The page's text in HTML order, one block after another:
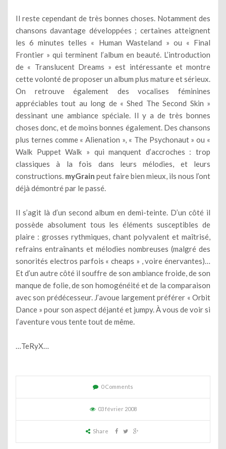
Il reste cependant de très bonnes choses. Notamment des
chansons davantage développées ; certaines atteignent
les 6 minutes telles « Human Wasteland » ou « Final
Frontier » qui terminent l’album en beauté. L’introduction
de « Translucent Dreams » est intéressante et montre
cette volonté de proposer un album plus mature et sérieux.
On retrouve également des vocalises féminines
appréciables tout au long de « Shed The Second Skin »
dessinant une ambiance spéciale. Il y a de très bonnes
choses donc, et de moins bonnes également. Des chansons
plus ternes comme « Alienation », « The Psychonaut » ou «
Walk Puppet Walk » qui manquent d’accroches : trop
classiques à la fois dans leurs mélodies, et leurs
constructions. myGrain peut faire bien mieux, ils nous l’ont
déjà démontré par le passé.
Il s’agit là d’un second album en demi-teinte. D’un côté il
possède absolument tous les éléments susceptibles de
plaire : grosses rythmiques, chant polyvalent et maîtrisé,
refrains entraînants et mélodies nombreuses (malgré des
sonorités electros parfois « cheaps » , voire énervantes)…
Et d’un autre côté il souffre de son ambiance froide, de son
manque de folie, de son homogénéité et de la comparaison
avec son prédécesseur. J’avoue largement préférer « Orbit
Dance » pour son aspect déjanté et jumpy. À vous de voir si
l’aventure vous tente tout de même.
…TeRyX…
0 Comments
03 février 2008
Share